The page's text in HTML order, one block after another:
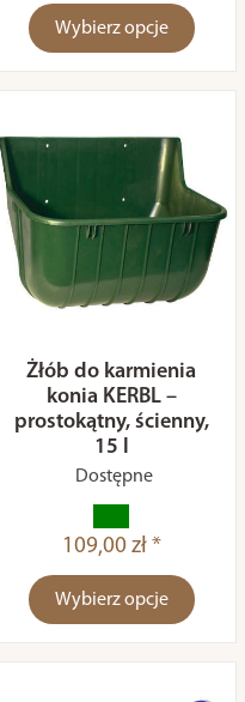
Wybierz opcje
Żłób do karmienia
konia KERBL –
prostokątny, ścienny,
15 l
Dostępne
109,00 zł *
Wybierz opcje